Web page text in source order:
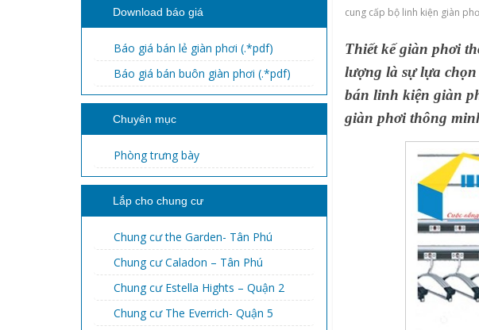
cung cấp bộ linh kiện giàn
Thiết kế giàn phơi
lượng là sự lựa
bán linh kiện giàn
giàn phơi thông
Download báo giá
Báo giá bán lẻ giàn phơi (.*pdf)
Báo giá bán buôn giàn phơi (.*pdf)
Chuyên mục
Phòng trưng bày
Lắp cho chung cư
Chung cư the Garden- Tân Phú
Chung cư Caladon – Tân Phú
Chung cư Estella Hights – Quận 2
Chung cư The Everrich- Quận 5